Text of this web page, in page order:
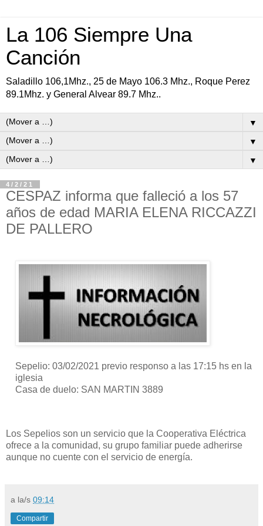
La 106 Siempre Una
Canción
Saladillo 106,1Mhz., 25 de Mayo 106.3 Mhz., Roque Perez
89.1Mhz. y General Alvear 89.7 Mhz..
▼
▼
▼
4/2/21
CESPAZ informa que falleció a los 57
años de edad MARIA ELENA RICCAZZI
DE PALLERO
Sepelio: 03/02/2021 previo responso a las 17:15 hs en la
iglesia
Casa de duelo: SAN MARTIN 3889
Los Sepelios son un servicio que la Cooperativa Eléctrica
ofrece a la comunidad, su grupo familiar puede adherirse
aunque no cuente con el servicio de energía.
a la/s 09:14
Compartir